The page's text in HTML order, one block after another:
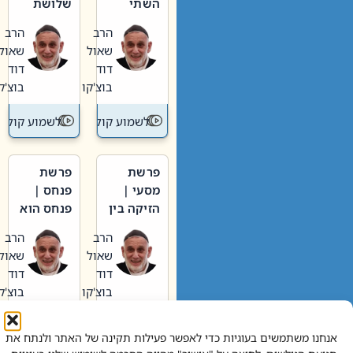
אנחנו משתמשים בעוגיות כדי לאפשר פעילות תקינה של האתר ולנתח את
וערב של
חיינו
הרב
שאול
דוד
בוצ'קו
לשמוע קול תורה – מדרש
האבות
הרב
שאול
דוד
בוצ'קו
לשמוע קול
פרשת
מסעי |
הזיקה בין
הגדול לעם הרב
שאול
דוד
בוצ'קו
לשמוע קול תורה – מדרש
פרשת
פנחס |
פנחס הוא
אליהו: בין
קנאות
הורסת
לקנאות
בונה
הרב
שאול
דוד
בוצ'קו
לשמוע קול